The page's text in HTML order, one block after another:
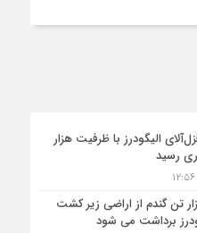
الیگودرز با ظرفیت هزار
رسید
از ۵۵ هزار تن گندم از اراضی زیر کشت
برداشت می شود